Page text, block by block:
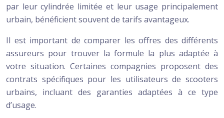
par leur cylindrée limitée et leur usage principalement
urbain, bénéficient souvent de tarifs avantageux.
Il est important de comparer les offres des différents
assureurs pour trouver la formule la plus adaptée à
votre situation. Certaines compagnies proposent des
contrats spécifiques pour les utilisateurs de scooters
urbains, incluant des garanties adaptées à ce type
d’usage.